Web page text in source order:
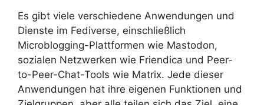
Es gibt viele verschiedene Anwendungen und
Dienste im Fediverse, einschließlich
Microblogging-Plattformen wie Mastodon,
sozialen Netzwerken wie Friendica und Peer-
to-Peer-Chat-Tools wie Matrix. Jede dieser
Anwendungen hat ihre eigenen Funktionen und